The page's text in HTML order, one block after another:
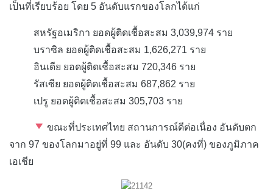
เป็นที่เรียบร้อย โดย 5 อันดับแรกของโลกได้แก่
สหรัฐอเมริกา ยอดผู้ติดเชื้อสะสม 3,039,974 ราย
บราซิล ยอดผู้ติดเชื้อสะสม 1,626,271 ราย
อินเดีย ยอดผู้ติดเชื้อสะสม 720,346 ราย
รัสเซีย ยอดผู้ติดเชื้อสะสม 687,862 ราย
เปรู ยอดผู้ติดเชื้อสะสม 305,703 ราย
ขณะที่ประเทศไทย สถานการณ์ดีต่อเนื่อง อันดับตก
จาก 97 ของโลกมาอยู่ที่ 99 และ อันดับ 30(คงที่) ของภูมิภาค
เอเชีย